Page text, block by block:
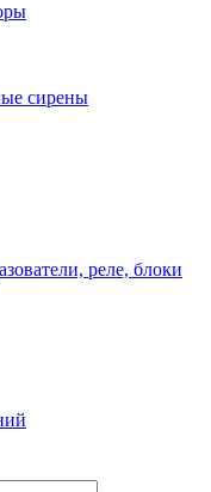
сирены
реле, блоки